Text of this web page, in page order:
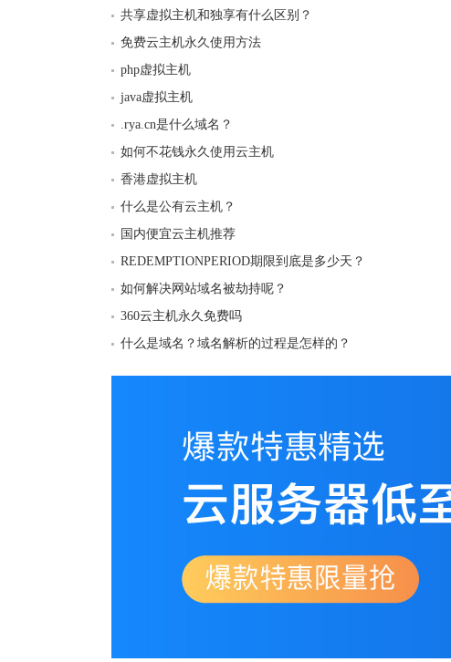
共享虚拟主机和独享有什么区别？
免费云主机永久使用方法
php虚拟主机
java虚拟主机
.rya.cn是什么域名？
如何不花钱永久使用云主机
香港虚拟主机
什么是公有云主机？
国内便宜云主机推荐
REDEMPTIONPERIOD期限到底是多少天？
如何解决网站域名被劫持呢？
360云主机永久免费吗
什么是域名？域名解析的过程是怎样的？